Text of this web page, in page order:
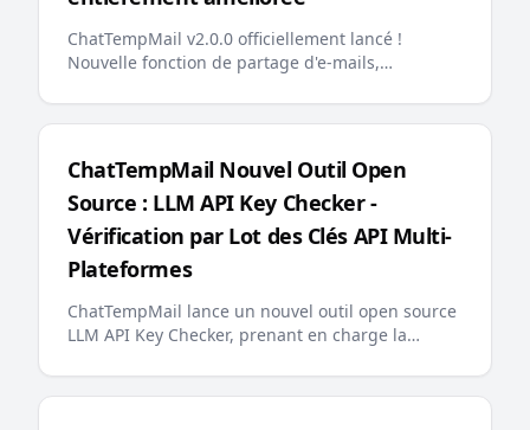
ChatTempMail v2.0.0 officiellement lancé !
Nouvelle fonction de partage d'e-mails,
d'e-mails, messages d'erreur multilingues,
majeures offrent aux utilisateurs une expérience
d'e-mail temporaire plus intelligente et plus
pratique
ChatTempMail Nouvel Outil Open
Source : LLM API Key Checker -
Vérification par Lot des Clés API Multi-
Plateformes
ChatTempMail lance un nouvel outil open source
LLM API Key Checker, prenant en charge la
grandes plateformes LLM, la consultation du